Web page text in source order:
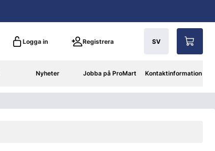
Logga in Registrera SV
Nyheter Jobba på ProMart Kontaktinformation